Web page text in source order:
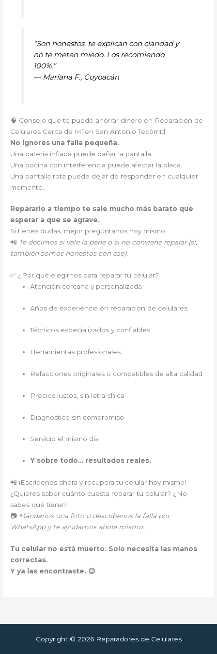
“Son honestos, te explican con claridad y
no te meten miedo. Los recomiendo
100%.”
— Mariana F., Coyoacán
🧠 Consejo que te puede ahorrar dinero en Reparación de
Celulares Cerca de Mí en San Antonio Tecómitl
No ignores una falla pequeña.
Una batería inflada puede dañar la pantalla.
Una bocina con interferencia puede afectar la placa.
Una pantalla rota puede dejar de responder en cualquier
momento.
Repararlo a tiempo te sale mucho más barato que
esperar a que se agrave.
Si tienes dudas, mejor pregúntanos hoy mismo.
📲 Te decimos si vale la pena o si no conviene reparar (sí,
también somos honestos con eso).
✅ ¿Por qué elegirnos para reparar tu celular?
Atención cercana y personalizada
Años de experiencia en reparación de celulares
Técnicos especializados y confiables
Herramientas profesionales
Refacciones originales o compatibles de alta calidad
Precios justos, sin letra chica
Diagnóstico sin compromiso
Servicio el mismo día
Y sobre todo… resultados reales.
📲 ¡Escríbenos ahora y recupera tu celular hoy mismo!
¿Quieres saber cuánto cuesta reparar tu celular? ¿No
sabes qué tiene?
📷 Mándanos una foto o descríbenos la falla por
WhatsApp y te ayudamos ahora mismo.
Tu celular no está muerto. Solo necesita las manos
correctas.
Y ya las encontraste. 😉
Copyright © 2026 Reparadores de Celulares